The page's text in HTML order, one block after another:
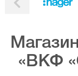
«ВКФ